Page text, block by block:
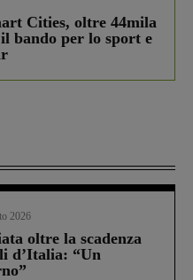
Cities, oltre 44mila
bando per lo sport e
2026
oltre la scadenza
d’Italia: “Un